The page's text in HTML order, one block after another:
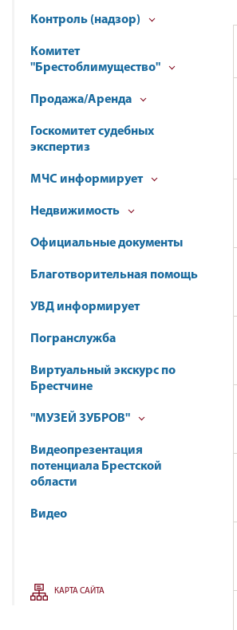
Контроль (надзор)
Комитет
"Брестоблимущество"
Продажа/Аренда
Госкомитет судебных
экспертиз
МЧС информирует
Недвижимость
Официальные документы
Благотворительная помощь
УВД информирует
Погранслужба
Виртуальный экскурс по
Брестчине
"МУЗЕЙ ЗУБРОВ"
Видеопрезентация
потенциала Брестской
области
Видео
КАРТА САЙТА